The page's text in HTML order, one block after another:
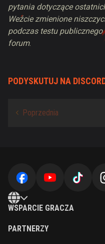
pytania dotyczące
Weźcie zmienione
podczas testu publicznego
forum.
PODYSKUTUJ NA
WSPARCIE GRACZA
PARTNERZY